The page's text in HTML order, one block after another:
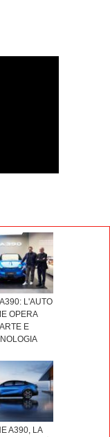
L'AUTO
OPERA
E
A390, LA